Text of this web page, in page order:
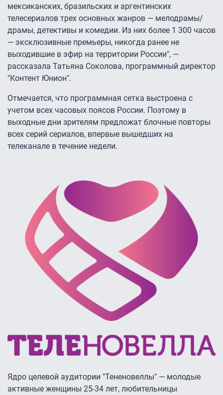
мексиканских, бразильских и аргентинских
телесериалов трех основных жанров — мелодрамы/
драмы, детективы и комедии. Из них более 1 300 часов
— эксклюзивные премьеры, никогда ранее не
выходившие в эфир на территории России", —
рассказала Татьяна Соколова, программный директор
"Контент Юнион".
Отмечается, что программная сетка выстроена с
учетом всех часовых поясов России. Поэтому в
выходные дни зрителям предложат блочные повторы
всех серий сериалов, впервые вышедших на
телеканале в течение недели.
Ядро целевой аудитории "Тененовеллы" — молодые
активные женщины 25-34 лет, любительницы